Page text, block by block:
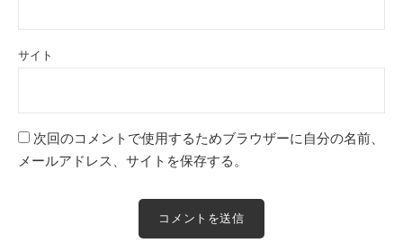
サイト
次回のコメントで使用するためブラウザーに自分の名前、
メールアドレス、サイトを保存する。